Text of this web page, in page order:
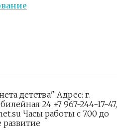
детства" Адрес: г.
24 +7 967-244-17-47,
Часы работы с 7.00 до
развитие